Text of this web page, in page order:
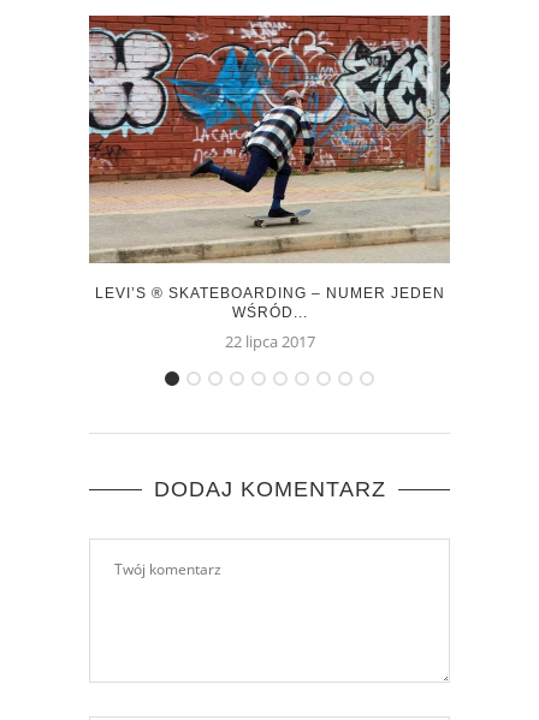
LEVI’S ® SKATEBOARDING – NUMER JEDEN
WŚRÓD...
22 lipca 2017
DODAJ KOMENTARZ